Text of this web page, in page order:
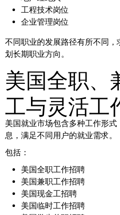
工程技术岗位
企业管理岗位
不同职业的发展路径有所不同
划长期职业方向。
美国全职、
工与灵活工
美国就业市场包含多种工作形
息，满足不同用户的就业需求。
包括：
美国全职工作招聘
美国兼职工作招聘
美国现金工招聘
美国临时工作招聘